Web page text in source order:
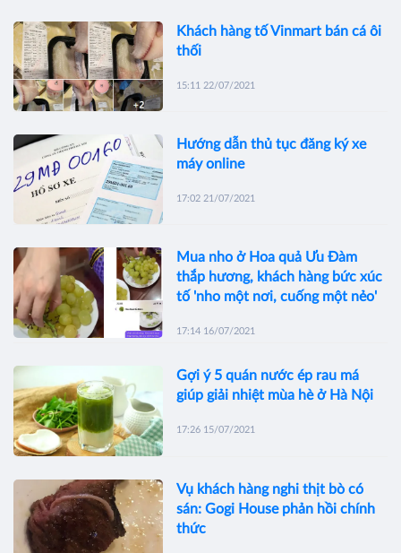
Khách hàng tố Vinmart bán cá ôi
thối
15:11 22/07/2021
Hướng dẫn thủ tục đăng ký xe
máy online
17:02 21/07/2021
Mua nho ở Hoa quả Ưu Đàm
thắp hương, khách hàng bức xúc
tố 'nho một nơi, cuống một nẻo'
17:14 16/07/2021
Gợi ý 5 quán nước ép rau má
giúp giải nhiệt mùa hè ở Hà Nội
17:26 15/07/2021
Vụ khách hàng nghi thịt bò có
sán: Gogi House phản hồi chính
thức